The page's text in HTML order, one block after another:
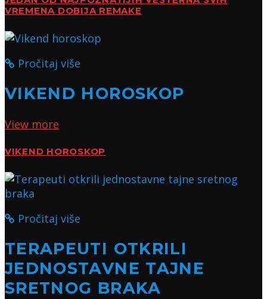
VREMENA DOBIJA REMAKE
Pročitaj više
VIKEND HOROSKOP
View more
VIKEND HOROSKOP
Pročitaj više
TERAPEUTI OTKRILI
JEDNOSTAVNE TAJNE
SRETNOG BRAKA